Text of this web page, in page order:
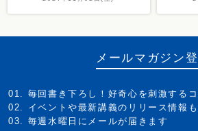
メールマガジン
毎回書き下ろし！好奇心を刺激する
イベントや最新講義のリリース情報
毎週水曜日にメールが届きます